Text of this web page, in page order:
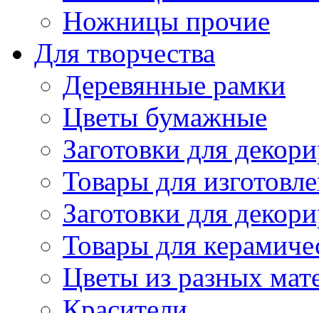
Ножницы прочие
Для творчества
Деревянные рамки
Цветы бумажные
Заготовки для
Товары для
Заготовки для
Товары для
Цветы из разных